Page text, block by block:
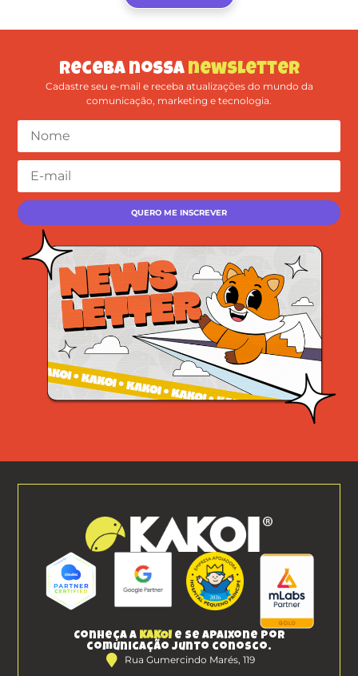
Receba nossa newsletter
Cadastre seu e-mail e receba atualizações do mundo da
comunicação, marketing e tecnologia.
Conheça a KAKOI e se apaixone por
comunicação junto conosco.
Rua Gumercindo Marés, 119